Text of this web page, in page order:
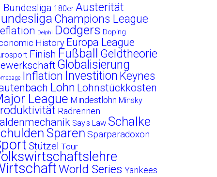
Bundesliga 180er Austerität
Champions League
Delphi Dodgers Doping
History Europa League
Finish Fußball Geldtheorie
Globalisierung
Inflation Investition Keynes
Lohn Lohnstückkosten
League Mindestlohn Minsky
Radrennen
Say's Law Schalke
Sparen Sparparadoxon
Stützel Tour
World Series Yankees